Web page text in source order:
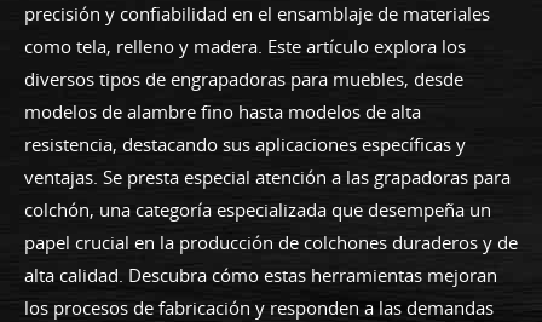
precisión y confiabilidad en el ensamblaje de materiales
como tela, relleno y madera. Este artículo explora los
diversos tipos de engrapadoras para muebles, desde
modelos de alambre fino hasta modelos de alta
resistencia, destacando sus aplicaciones específicas y
ventajas. Se presta especial atención a las grapadoras para
colchón, una categoría especializada que desempeña un
papel crucial en la producción de colchones duraderos y de
alta calidad. Descubra cómo estas herramientas mejoran
los procesos de fabricación y responden a las demandas